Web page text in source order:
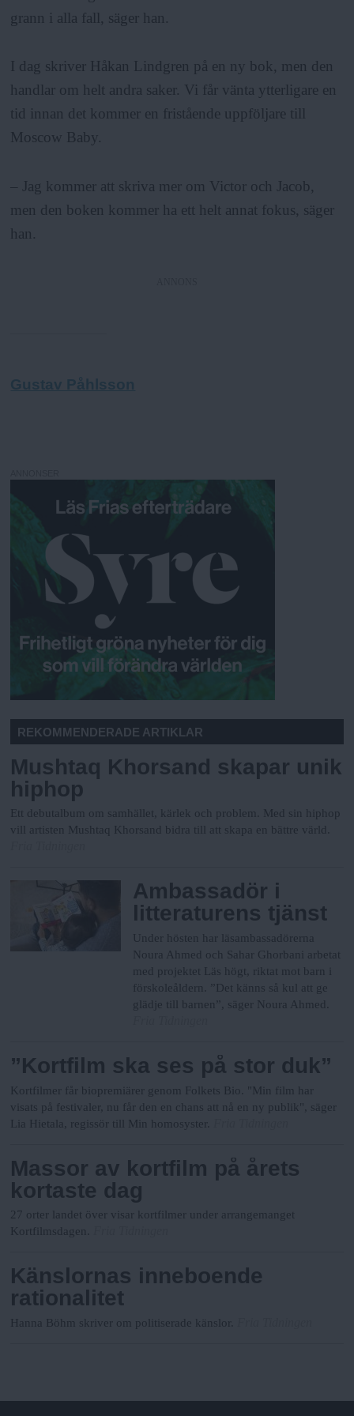
grann i alla fall, säger han.
I dag skriver Håkan Lindgren på en ny bok, men den
handlar om helt andra saker. Vi får vänta ytterligare en
tid innan det kommer en fristående uppföljare till
Moscow Baby.
– Jag kommer att skriva mer om Victor och Jacob,
men den boken kommer ha ett helt annat fokus, säger
han.
Gustav Påhlsson
REKOMMENDERADE ARTIKLAR
Mushtaq Khorsand skapar unik
hiphop
Ett debutalbum om samhället, kärlek och problem. Med sin hiphop
vill artisten Mushtaq Khorsand bidra till att skapa en bättre värld.
Ambassadör i
litteraturens tjänst
Under hösten har läsambassadörerna
Noura Ahmed och Sahar Ghorbani arbetat
med projektet Läs högt, riktat mot barn i
förskoleåldern. ”Det känns så kul att ge
glädje till barnen”, säger Noura Ahmed.
”Kortfilm ska ses på stor duk”
Kortfilmer får biopremiärer genom Folkets Bio. "Min film har
visats på festivaler, nu får den en chans att nå en ny publik", säger
Lia Hietala, regissör till Min homosyster.
Massor av kortfilm på årets
kortaste dag
27 orter landet över visar kortfilmer under arrangemanget
Kortfilmsdagen.
Känslornas inneboende
rationalitet
Hanna Böhm skriver om politiserade känslor.